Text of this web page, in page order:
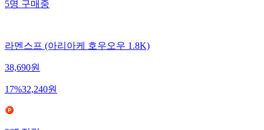
5명구매중
라멘스프 (아리아케 호우오우 1.8K)
38,690원
17%32,240원